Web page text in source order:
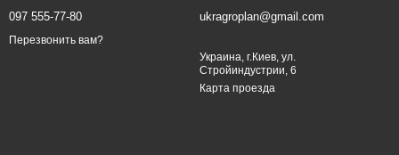
мощный свет в компактном корпусе с
097 555-77-80
Перезвонить вам?
ukragroplan@gmail.com
Украина, г.Киев, ул.
Стройиндустрии, 6
Карта проезда